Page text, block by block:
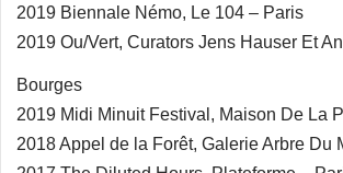
2019 Biennale Némo, Le 104 – Paris
2019 Ou/Vert, Curators Jens Hauser Et
Bourges
2019 Midi Minuit Festival, Maison De La
2018 Appel de la Forêt, Galerie Arbre Du